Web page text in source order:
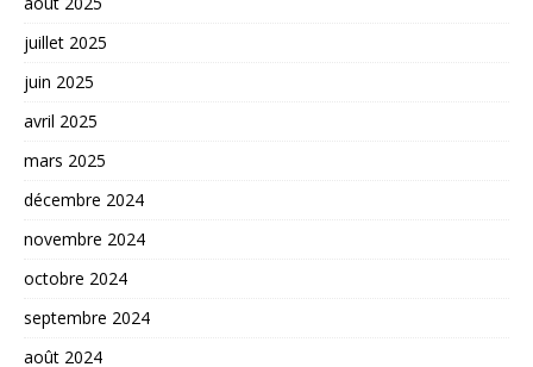
juillet 2025
juin 2025
avril 2025
mars 2025
décembre 2024
novembre 2024
octobre 2024
septembre 2024
août 2024